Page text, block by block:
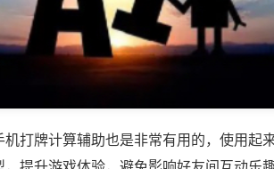
打牌计算辅助也是非常有用的，使用起